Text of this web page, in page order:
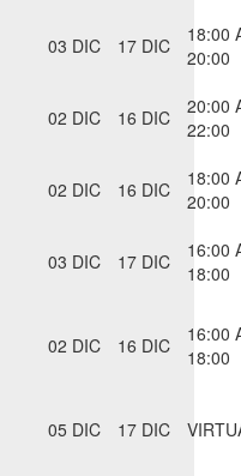
03 DIC 17 DIC
18:00
20:00
02 DIC 16 DIC
20:00
22:00
02 DIC 16 DIC
18:00
20:00
03 DIC 17 DIC
16:00
18:00
02 DIC 16 DIC
16:00
18:00
05 DIC 17 DIC